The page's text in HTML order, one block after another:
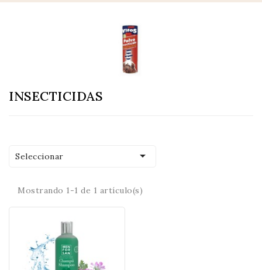
INSECTICIDAS
Seleccionar 
Mostrando 1-1 de 1 artículo(s)